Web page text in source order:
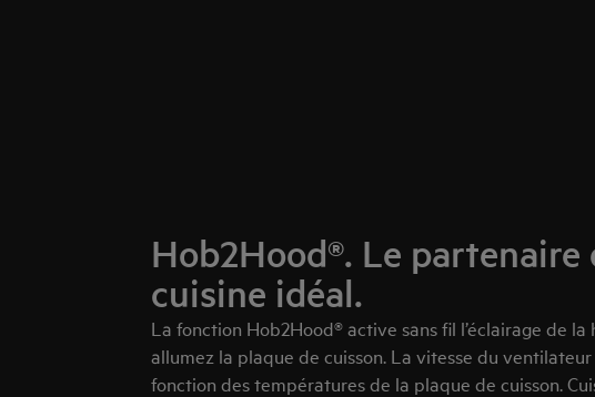
Hob2Hood®. Le partenaire
cuisine idéal.
La fonction Hob2Hood® active sans fil l’éclairage de
allumez la plaque de cuisson. La vitesse du ventilateur
fonction des températures de la plaque de cuisson.